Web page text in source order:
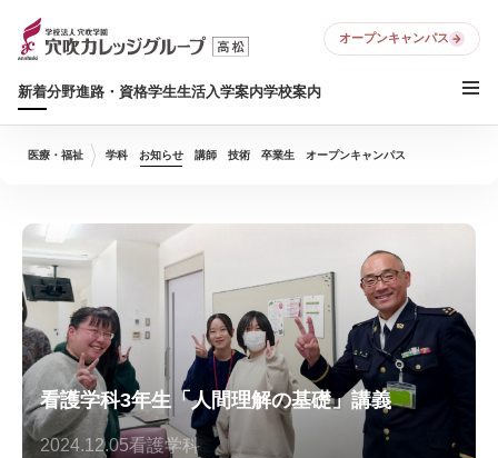
新着分野進路・資格学生生活入学案内学校案内
オープンキャンパス
医療・福祉 学科 お知らせ 講師 技術 卒業生 オープンキャンパス
看護学科3年生「人間理解の基礎」講義
2024.12.05看護学科